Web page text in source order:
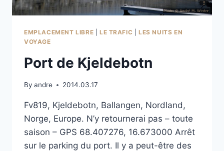
EMPLACEMENT LIBRE LE TRAFIC |LES NUITS EN
VOYAGE
Port de Kjeldebotn
By andre 2014.03.17
Fv819, Kjeldebotn, Ballangen, Nordland,
Norge, Europe. N’y retournerai pas – toute
saison – GPS 68.407276, 16.673000 Arrêt
sur le parking du port. Il y a peut-être des